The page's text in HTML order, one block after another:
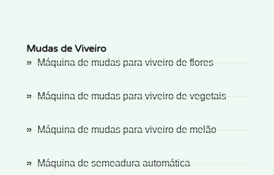
Mudas de Viveiro
Máquina de mudas para viveiro de flores
Máquina de mudas para viveiro de vegetais
Máquina de mudas para viveiro de melão
Máquina de semeadura automática